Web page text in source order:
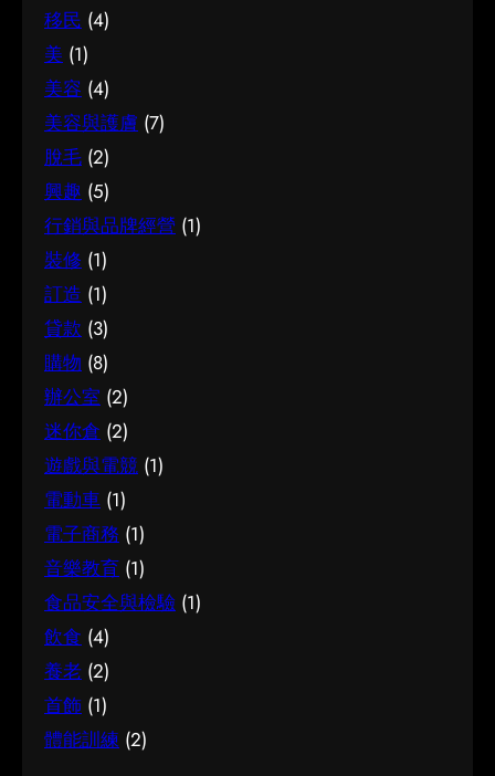
移民 (4)
美 (1)
美容 (4)
美容與護膚 (7)
脫毛 (2)
興趣 (5)
行銷與品牌經營 (1)
裝修 (1)
訂造 (1)
貸款 (3)
購物 (8)
辦公室 (2)
迷你倉 (2)
遊戲與電競 (1)
電動車 (1)
電子商務 (1)
音樂教育 (1)
食品安全與檢驗 (1)
飲食 (4)
養老 (2)
首飾 (1)
體能訓練 (2)